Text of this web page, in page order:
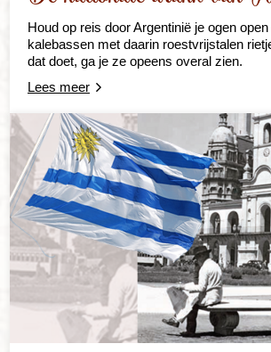
Houd op reis door Argentinië je ogen
kalebassen met daarin roestvrijstalen
dat doet, ga je ze opeens overal zien.
Lees meer